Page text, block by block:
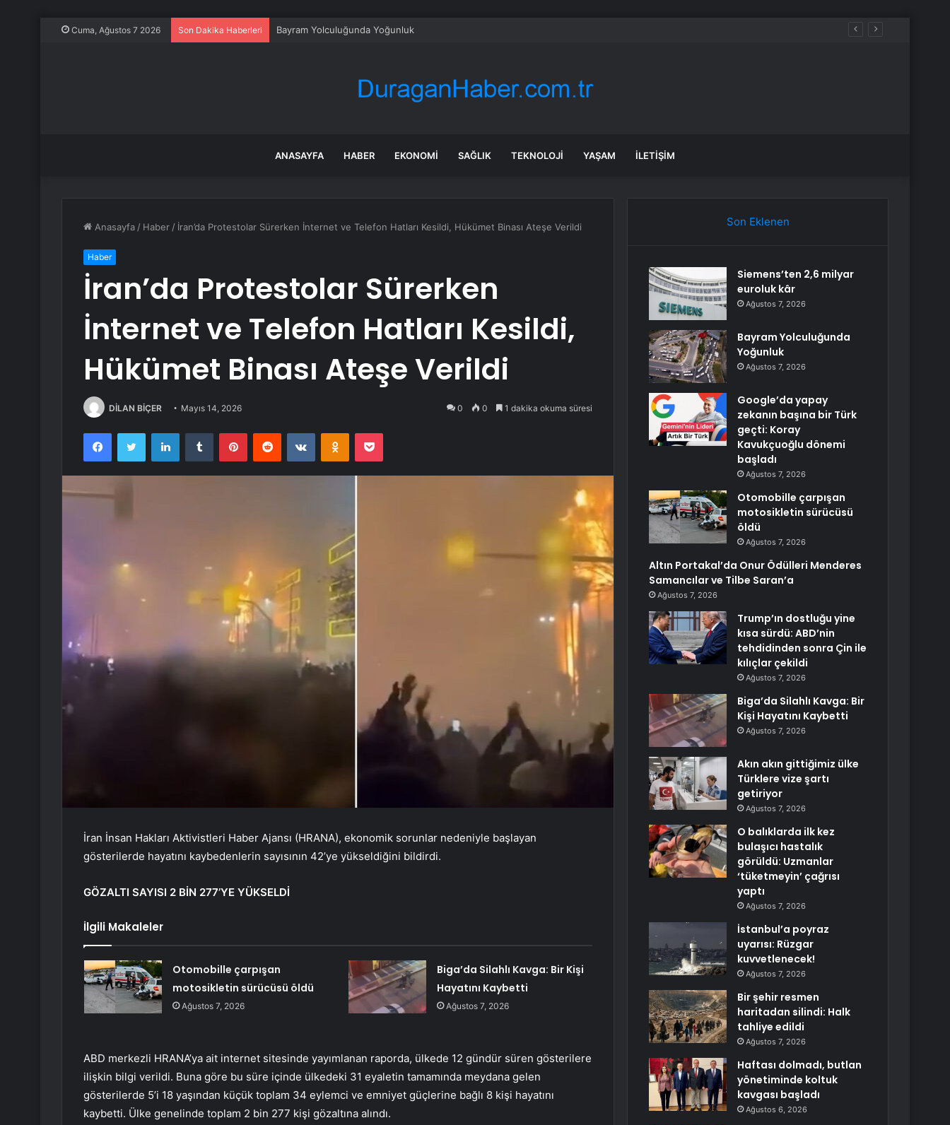
Cuma, Ağustos 7 2026 Son Dakika Haberleri Bayram Yolculuğunda Yoğunluk
ANASAYFA HABER EKONOMI SAĞLIK TEKNOLOJI YAŞAM İLETIŞIM
Anasayfa / Haber / İran’da Protestolar Sürerken İnternet ve Telefon Hatları Kesildi, Hükümet Binası Ateşe Verildi
Haber
İran’da Protestolar Sürerken
İnternet ve Telefon Hatları Kesildi,
Hükümet Binası Ateşe Verildi
DİLAN BİÇER Mayıs 14, 2026 0 0 1 dakika okuma süresi
FacebookTwitter LinkedInTumblr PinterestReddit VKontakteOdnoklassniki
Pocket
İran İnsan Hakları Aktivistleri Haber Ajansı (HRANA), ekonomik sorunlar nedeniyle başlayan
gösterilerde hayatını kaybedenlerin sayısının 42’ye yükseldiğini bildirdi.
GÖZALTI SAYISI 2 BİN 277’YE YÜKSELDİ
İlgili Makaleler
Otomobille çarpışan
motosikletin sürücüsü öldü
Ağustos 7, 2026
Biga’da Silahlı Kavga: Bir Kişi
Hayatını Kaybetti
Ağustos 7, 2026
ABD merkezli HRANA’ya ait internet sitesinde yayımlanan raporda, ülkede 12 gündür süren gösterilere
ilişkin bilgi verildi. Buna göre bu süre içinde ülkedeki 31 eyaletin tamamında meydana gelen
gösterilerde 5’i 18 yaşından küçük toplam 34 eylemci ve emniyet güçlerine bağlı 8 kişi hayatını
kaybetti. Ülke genelinde toplam 2 bin 277 kişi gözaltına alındı.
Son Eklenen
Siemens’ten 2,6 milyar
euroluk kâr
Ağustos 7, 2026
Bayram Yolculuğunda
Yoğunluk
Ağustos 7, 2026
Google’da yapay
zekanın başına bir Türk
geçti: Koray
Kavukçuoğlu dönemi
başladı
Ağustos 7, 2026
Otomobille çarpışan
motosikletin sürücüsü
öldü
Ağustos 7, 2026
Altın Portakal’da Onur Ödülleri Menderes
Samancılar ve Tilbe Saran’a
Ağustos 7, 2026
Trump’ın dostluğu yine
kısa sürdü: ABD’nin
tehdidinden sonra Çin ile
kılıçlar çekildi
Ağustos 7, 2026
Biga’da Silahlı Kavga: Bir
Kişi Hayatını Kaybetti
Ağustos 7, 2026
Akın akın gittiğimiz ülke
Türklere vize şartı
getiriyor
Ağustos 7, 2026
O balıklarda ilk kez
bulaşıcı hastalık
görüldü: Uzmanlar
‘tüketmeyin’ çağrısı
yaptı
Ağustos 7, 2026
İstanbul’a poyraz
uyarısı: Rüzgar
kuvvetlenecek!
Ağustos 7, 2026
Bir şehir resmen
haritadan silindi: Halk
tahliye edildi
Ağustos 7, 2026
Haftası dolmadı, butlan
yönetiminde koltuk
kavgası başladı
Ağustos 6, 2026